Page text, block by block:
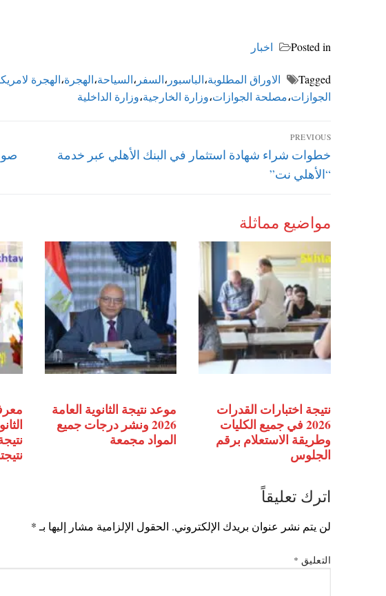
Posted in اخبار
Tagged الاوراق المطلوبة،الباسبور ،السفر ،السياحة،الهجرة،الهجرة
الجوازات،مصلحة الجوازات،وزارة الخارجية،وزارة الداخلية
تصفّح
المقالات
PREVIOUS
Previous
post:
خطوات شراء شهادة استثمار في البنك الأهلي عبر خدمة
“الأهلي نت”
مواضيع مماثلة
نتيجة اختبارات القدرات
2026 في جميع الكليات
وطريقة الاستعلام برقم
الجلوس
موعد نتيجة الثانوية العامة
2026 ونشر درجات جميع
المواد مجمعة
اترك تعليقاً
لن يتم نشر عنوان بريدك الإلكتروني. الحقول الإلزامية مشار إليها بـ*
التعليق *